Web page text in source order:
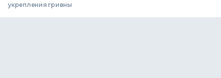
укрепления гривны